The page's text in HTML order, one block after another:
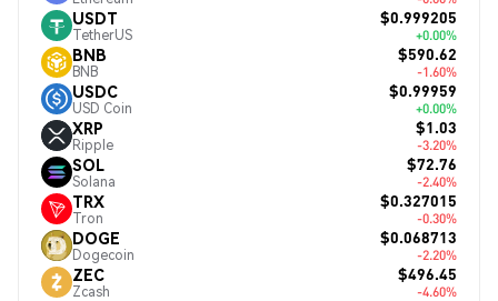
USDT
TetherUS
$0.999205
+0.00%
BNB
BNB
$590.62
-1.60%
USDC
USD Coin
$0.99959
+0.00%
XRP
Ripple
$1.03
-3.20%
SOL
Solana
$72.76
-2.40%
TRX
Tron
$0.327015
-0.30%
DOGE
Dogecoin
$0.068713
-2.20%
ZEC
Zcash
$496.45
-4.60%